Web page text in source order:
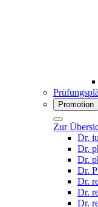
Promotion
Zur
Dr.
Dr.
Dr.
Dr.
Dr.
Dr.
Dr.